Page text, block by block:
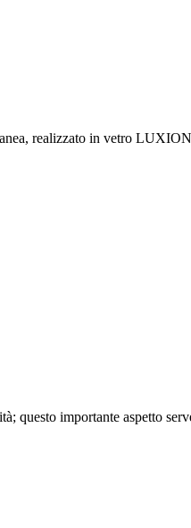
realizzato in vetro
questo importante aspetto